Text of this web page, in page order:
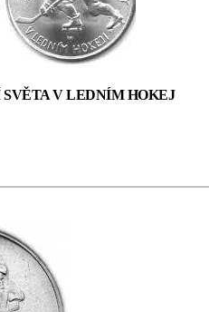
SVĚTA V LEDNÍM HOKEJ